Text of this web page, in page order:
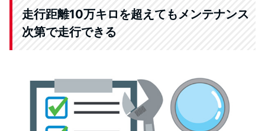
走行距離10万キロを超えてもメンテナンス
次第で走行できる